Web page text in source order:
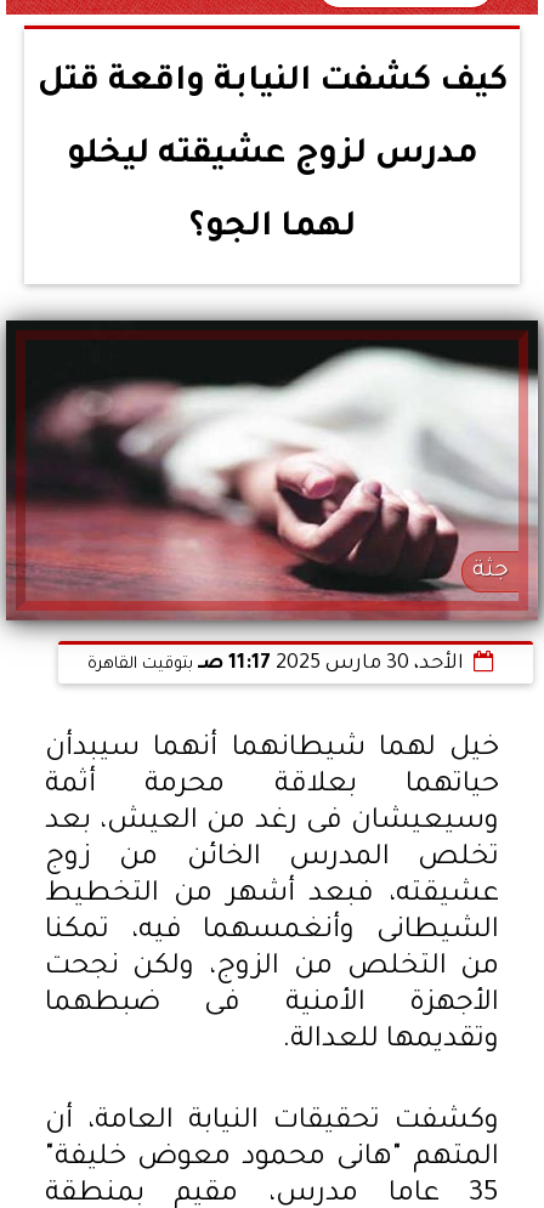
كيف كشفت النيابة واقعة قتل
مدرس لزوج عشيقته ليخلو
لهما الجو؟
جثة
الأحد، 30 مارس 2025 11:17 صـ بتوقيت القاهرة
خيل لهما شيطانهما أنهما سيبدأن
حياتهما بعلاقة محرمة أثمة
وسيعيشان فى رغد من العيش، بعد
تخلص المدرس الخائن من زوج
عشيقته، فبعد أشهر من التخطيط
الشيطانى وأنغمسهما فيه، تمكنا
من التخلص من الزوج، ولكن نجحت
الأجهزة الأمنية فى ضبطهما
وتقديمها للعدالة.
وكشفت تحقيقات النيابة العامة، أن
المتهم "هانى محمود معوض خليفة"
35 عاما مدرس، مقيم بمنطقة